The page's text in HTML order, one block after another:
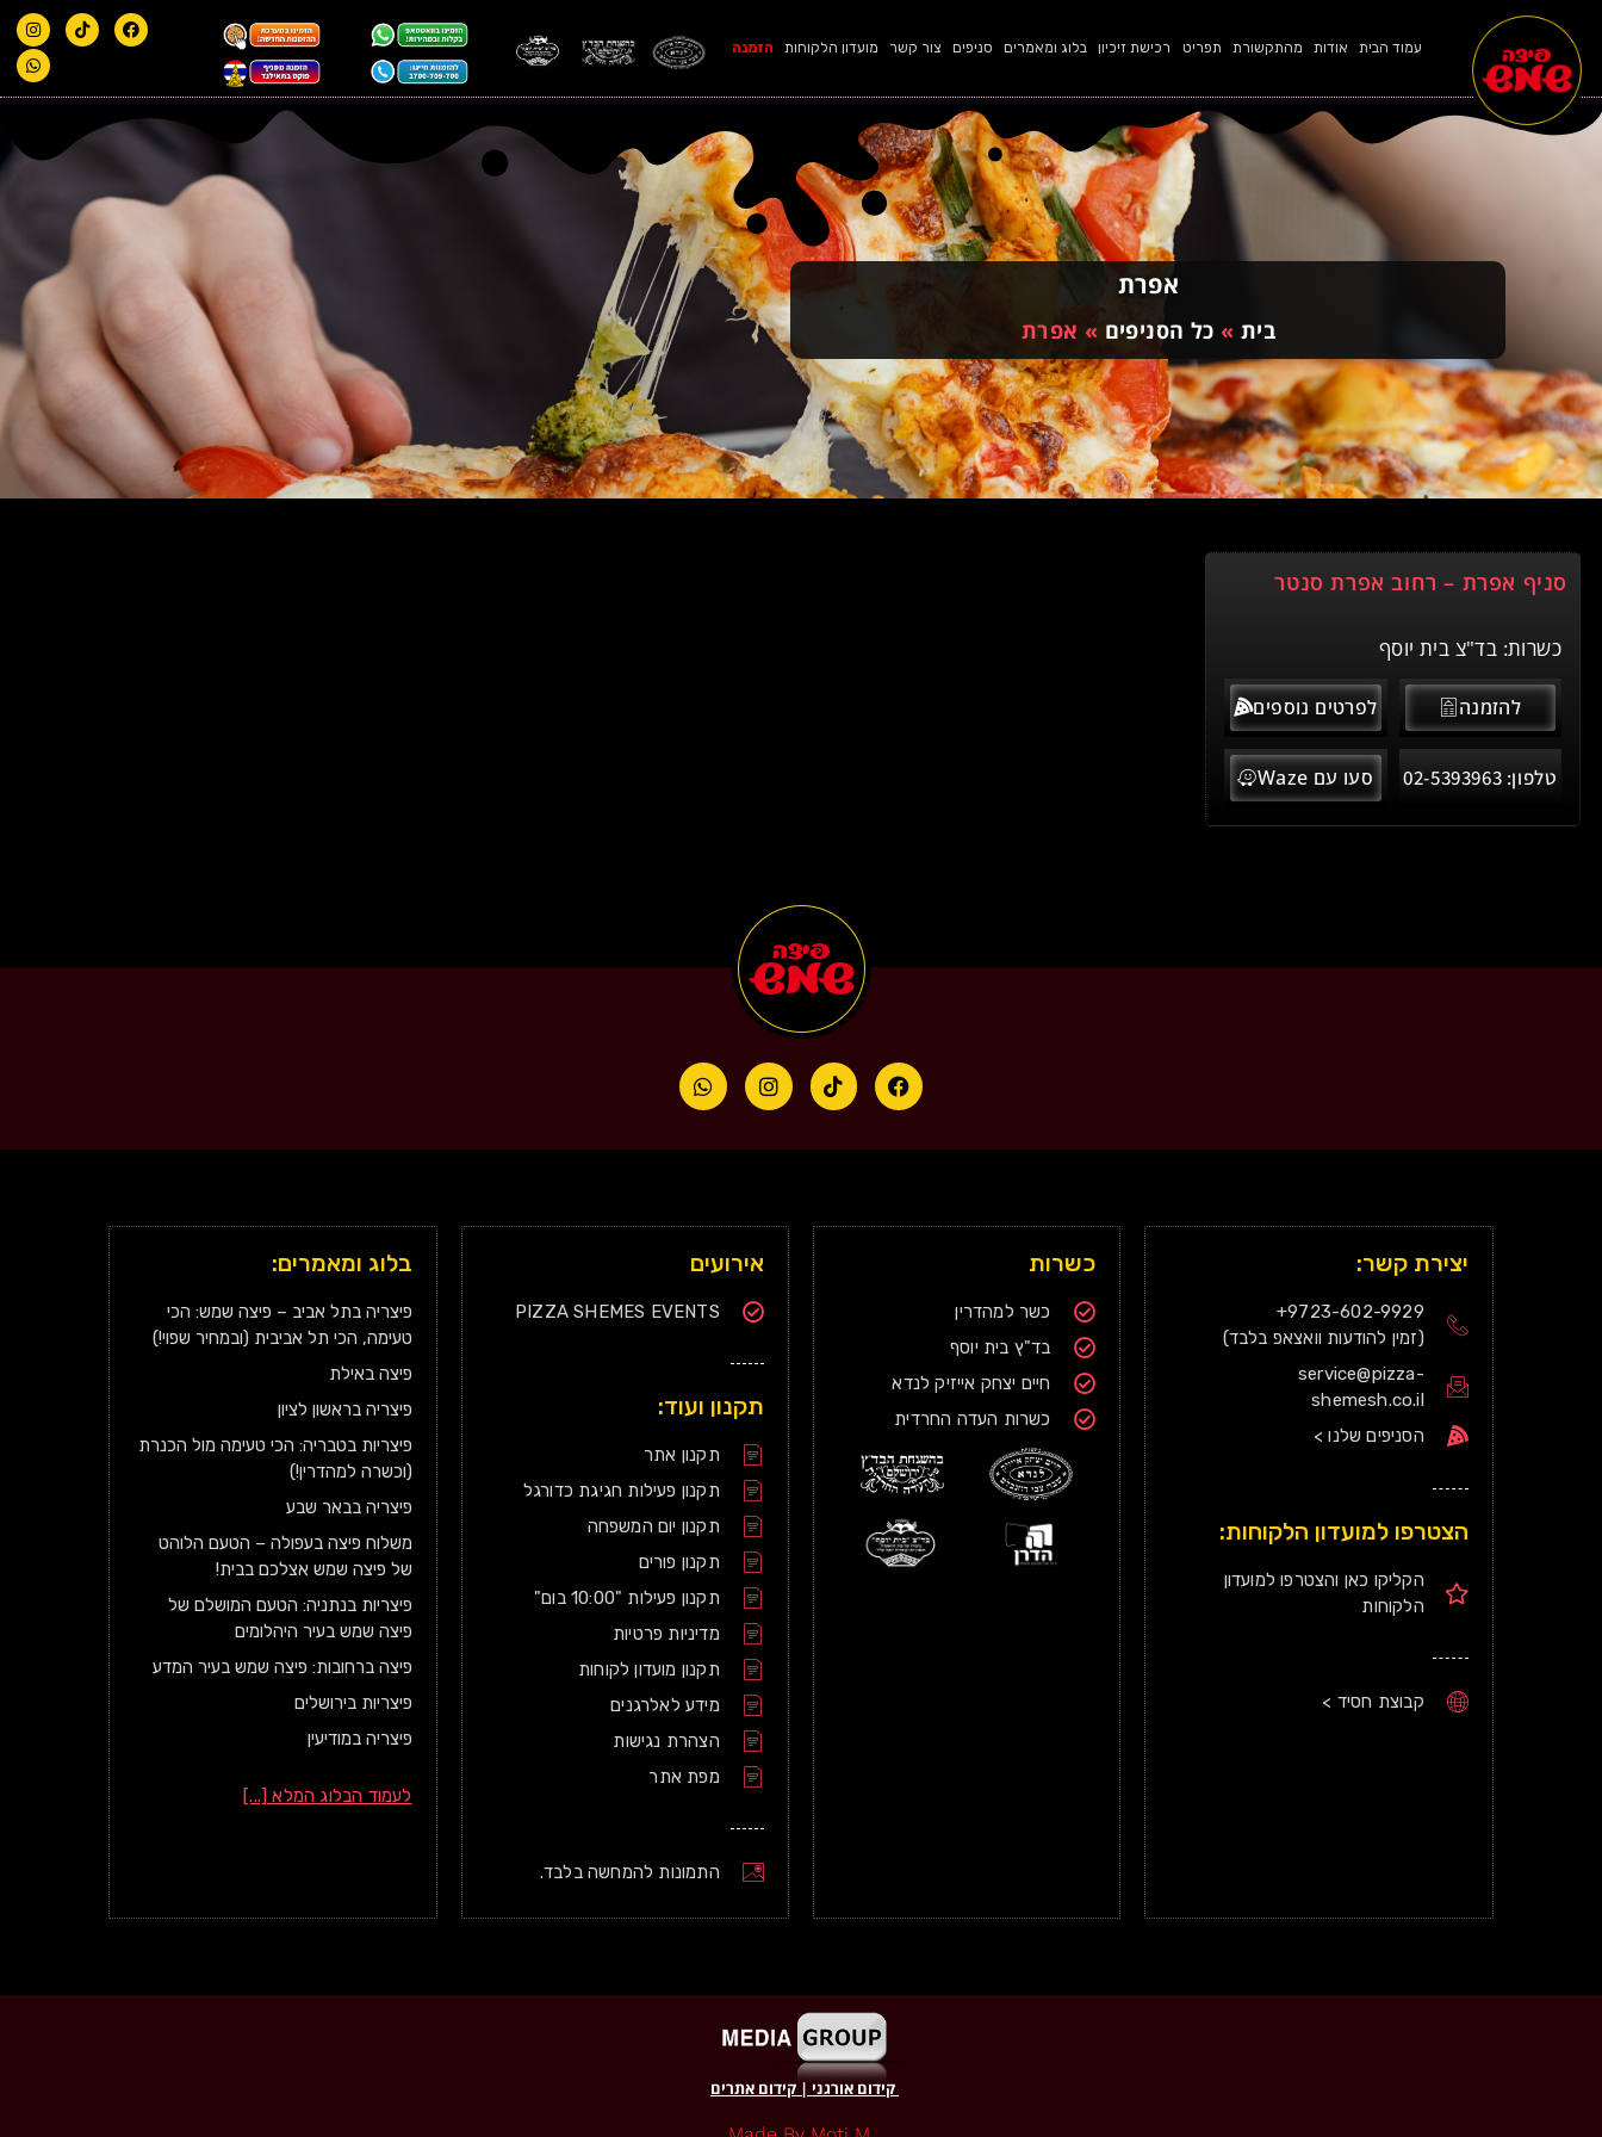
עמוד הבית אודות מהתקשורת תפריט רכישת זיכיון בלוג ומאמרים סניפים צור קשר מועדון הלקוחות הזמנה
אפרת
בית » כל הסניפים » אפרת
סניף אפרת – רחוב אפרת סנטר
כשרות: בד"צ בית יוסף
להזמנה לפרטים נוספים
טלפון: 02-5393963 סעו עם Waze
יצירת קשר:
9723-602-9929+
(זמין להודעות וואצאפ בלבד)
service@pizza-
shemesh.co.il
הסניפים שלנו >
הצטרפו למועדון הלקוחות:
הקליקו כאן והצטרפו למועדון
הלקוחות
קבוצת חסיד >
כשרות
כשר למהדרין
בד"ץ בית יוסף
חיים יצחק אייזיק לנדא
כשרות העדה החרדית
אירועים
PIZZA SHEMES EVENTS
תקנון ועוד:
תקנון אתר
תקנון פעילות חגיגת כדורגל
תקנון יום המשפחה
תקנון פורים
תקנון פעילות "10:00 בום"
מדיניות פרטיות
תקנון מועדון לקוחות
מידע לאלרגנים
הצהרת נגישות
מפת אתר
התמונות להמחשה בלבד.
בלוג ומאמרים:
פיצריה בתל אביב – פיצה שמש: הכי
טעימה, הכי תל אביבית (ובמחיר שפוי!)
פיצה באילת
פיצריה בראשון לציון
פיצריות בטבריה: הכי טעימה מול הכנרת
(וכשרה למהדרין!)
פיצריה בבאר שבע
משלוח פיצה בעפולה – הטעם הלוהט
של פיצה שמש אצלכם בבית!
פיצריות בנתניה: הטעם המושלם של
פיצה שמש בעיר היהלומים
פיצה ברחובות: פיצה שמש בעיר המדע
פיצריות בירושלים
פיצריה במודיעין
לעמוד הבלוג המלא [...]
קידום אורגני | קידום אתרים